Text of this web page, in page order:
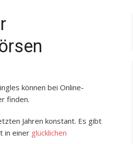
können bei Online-
finden.
Jahren konstant. Es gibt
in einer glücklichen